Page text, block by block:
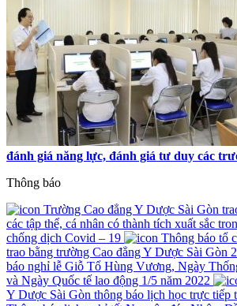
đánh giá năng lực, đánh giá tư duy các
Thông báo
Trường Cao đẳng Y Dược Sài Gòn
các tập thể, cá nhân có thành tích xuất sắc
chống dịch Covid – 19
Thông báo tổ
trao bằng trường Cao đẳng Y Dược Sài Gòn
báo nghỉ lễ Giỗ Tổ Hùng Vương, Ngày
và Ngày Quốc tế lao động 1/5 năm 2022
Y Dược Sài Gòn thông báo lịch học trực tiếp